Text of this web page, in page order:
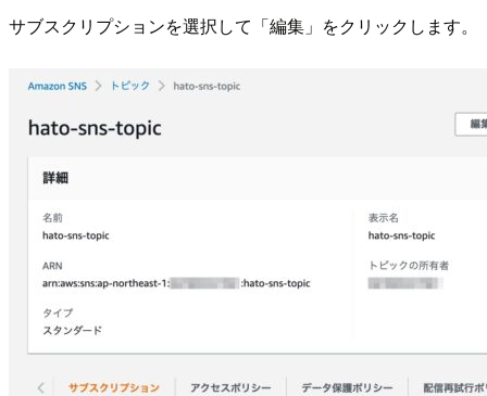
サブスクリプションを選択して「編集」をクリックします。